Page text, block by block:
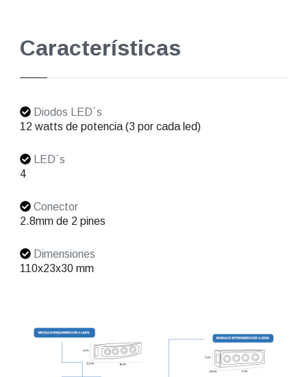
Características
Diodos LED´s
12 watts de potencia (3 por cada led)
LED´s
4
Conector
2.8mm de 2 pines
Dimensiones
110x23x30 mm